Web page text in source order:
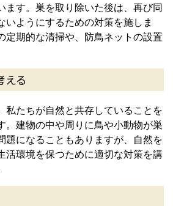
ます。巣を取り除いた後は、再び同
いようにするための対策を施しま
定期的な清掃や、防鳥ネットの設置
える
私たちが自然と共存していることを
。建物の中や周りに鳥や小動物が巣
題になることもありますが、自然を
活環境を保つために適切な対策を講